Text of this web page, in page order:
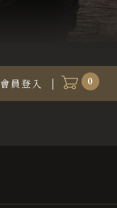
會員登入 0